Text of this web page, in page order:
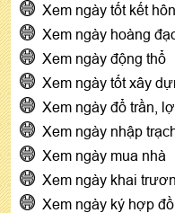
Xem ngày tốt kết hôn
Xem ngày hoàng
Xem ngày động thổ
Xem ngày tốt xây
Xem ngày đổ trần,
Xem ngày nhập
Xem ngày mua nhà
Xem ngày khai
Xem ngày ký hợp